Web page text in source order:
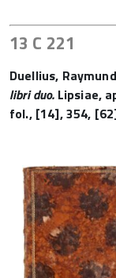
13 C 221
Duellius,
libri duo.Lipsiae,
fol., [14], 354,